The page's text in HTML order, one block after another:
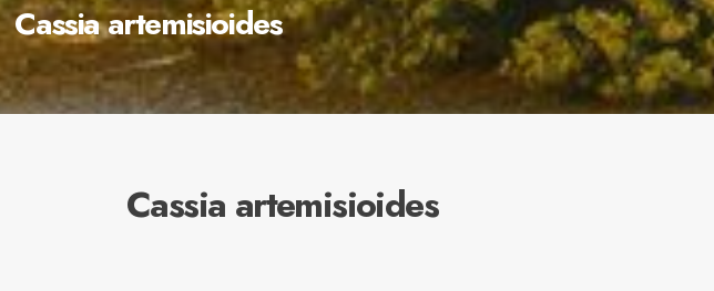
Cassia artemisioides
Cassia artemisioides